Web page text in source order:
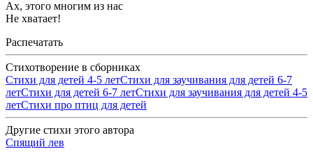
Ах, этого многим из нас
Не хватает!
Распечатать
Стихотворение в сборниках
Стихи для детей 4-5 летСтихи для заучивания для детей 6-7
летСтихи для детей 6-7 летСтихи для заучивания для детей 4-5
летСтихи про птиц для детей
Другие стихи этого автора
Спящий лев